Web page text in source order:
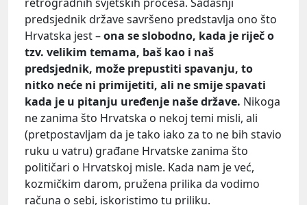
predsjednik države savršeno predstavlja ono što
Hrvatska jest –ona se slobodno, kada je riječ o
tzv. velikim temama, baš kao i naš
predsjednik, može prepustiti spavanju, to
nitko neće ni primijetiti, ali ne smije spavati
kada je u pitanju uređenje naše države. Nikoga
ne zanima što Hrvatska o nekoj temi misli, ali
(pretpostavljam da je tako iako za to ne bih stavio
ruku u vatru) građane Hrvatske zanima što
političari o Hrvatskoj misle. Kada nam je već,
kozmičkim darom, pružena prilika da vodimo
računa o sebi, iskoristimo tu priliku.